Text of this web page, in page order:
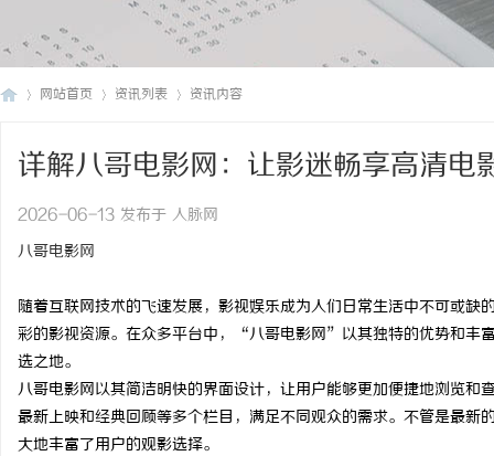
网站首页 资讯列表 资讯内容
详解八哥电影网：让影迷畅享高清电
2026-06-13 发布于 人脉网
八哥电影网
随着互联网技术的飞速发展，影视娱乐成为人们日常生活中不可或
彩的影视资源。在众多平台中，“八哥电影网”以其独特的优势和丰
选之地。
八哥电影网以其简洁明快的界面设计，让用户能够更加便捷地浏览
最新上映和经典回顾等多个栏目，满足不同观众的需求。不管是最
大地丰富了用户的观影选择。